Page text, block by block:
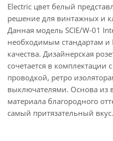
Electric цвет белый
решение для винтажных и
Данная модель SCIE/W-01
необходимым стандартам и
качества. Дизайнерская
сочетается в комплектации
проводкой, ретро
выключателями. Основа из
материала благородного
самый притязательный вкус.